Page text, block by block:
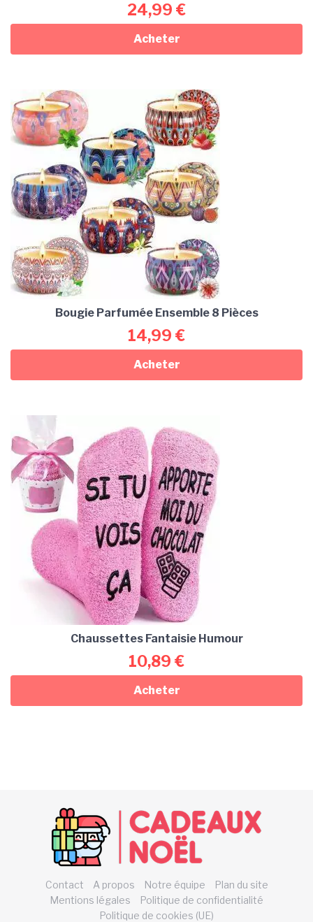
24,99 €
Acheter
Bougie Parfumée Ensemble 8 Pièces
14,99 €
Acheter
Chaussettes Fantaisie Humour
10,89 €
Acheter
Contact A propos Notre équipe
Plan du site
Mentions légales
Politique de confidentialité
Politique de cookies (UE)